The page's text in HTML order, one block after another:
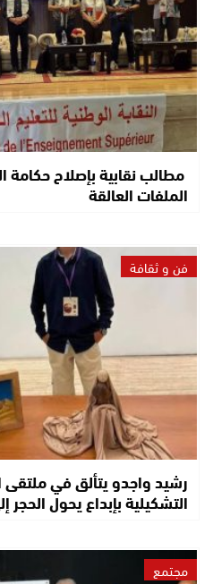
مطالب نقابية بإصلاح حكامة
الملفات العالقة
فن و ثقافة
رشيد واجدو يتألق في ملتقى
التشكيلية بإبداع يحول الحجر
مجتمع